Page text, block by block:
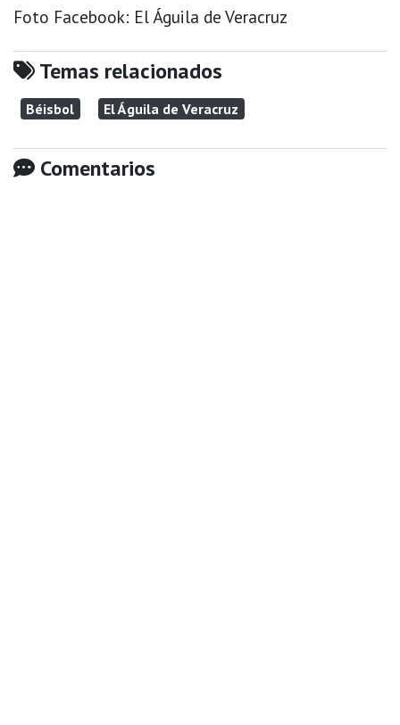
Foto Facebook: El Águila de Veracruz
Temas relacionados
Béisbol El Águila de Veracruz
Comentarios